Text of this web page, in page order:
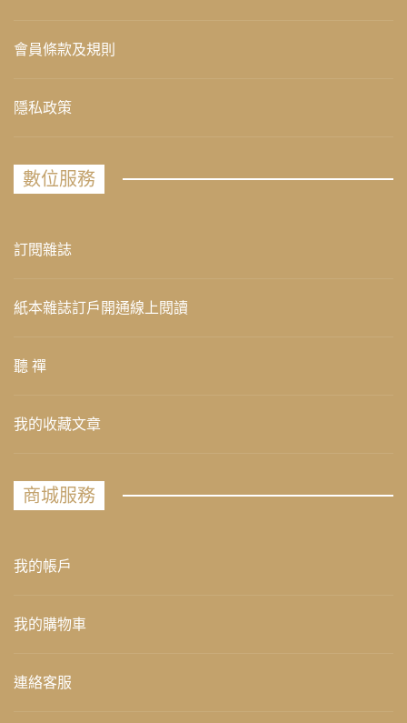
會員條款及規則
隱私政策
數位服務
訂閱雜誌
紙本雜誌訂戶開通線上閱讀
聽 禪
我的收藏文章
商城服務
我的帳戶
我的購物車
連絡客服